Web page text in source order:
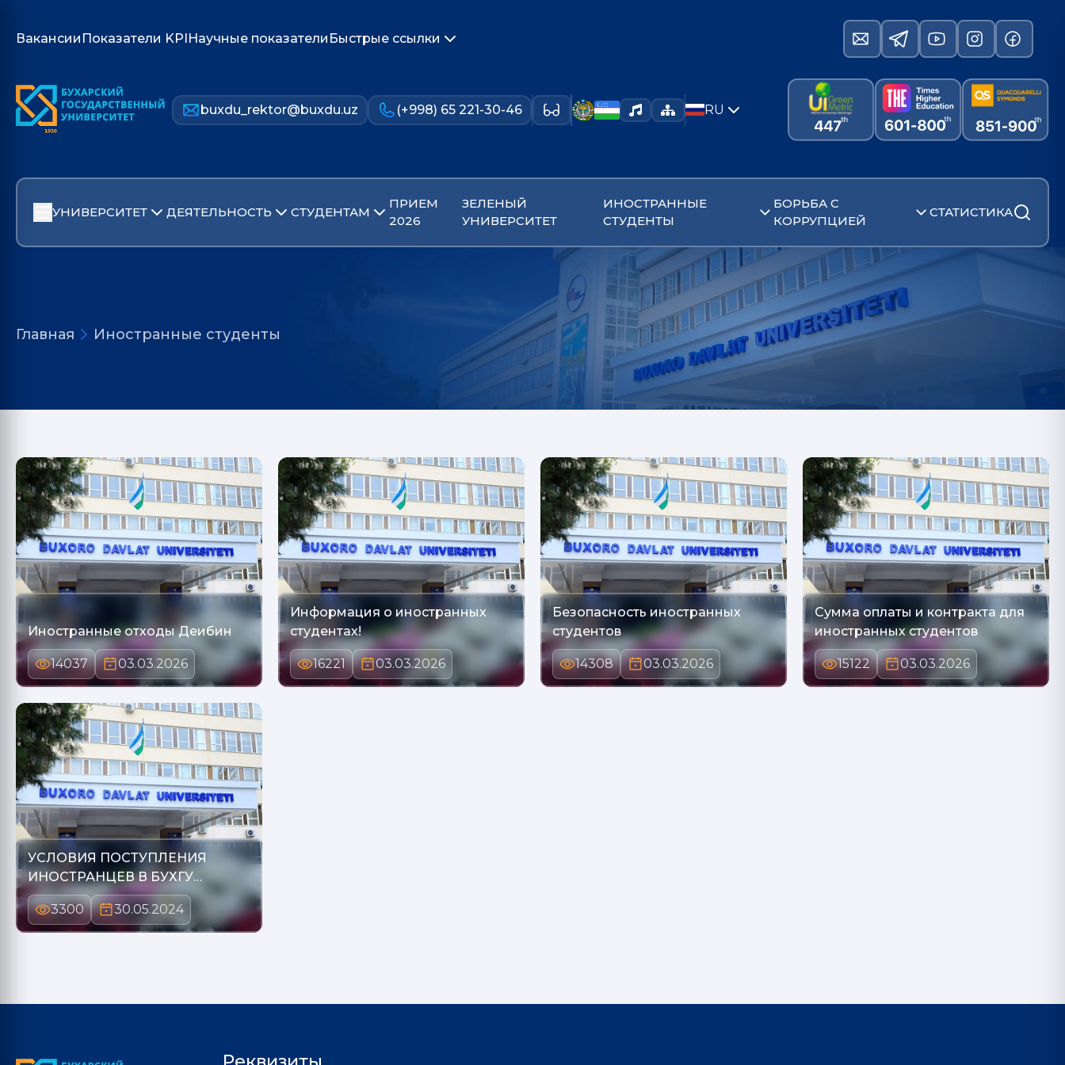
Вакансии Показатели KPIНаучные показатели Быстрые ссылки
buxdu_rektor@buxdu.uz (+998) 65 221-30-46 RU
УНИВЕРСИТЕТ ДЕЯТЕЛЬНОСТЬ СТУДЕНТАМ
ПРИЕМ
2026
ЗЕЛЕНЫЙ
УНИВЕРСИТЕТ
ИНОСТРАННЫЕ
СТУДЕНТЫ
БОРЬБА С
КОРРУПЦИЕЙ
СТАТИСТИКА
Главная Иностранные студенты
Иностранные отходы Деибин
14037 03.03.2026
Информация о иностранных
студентах!
16221 03.03.2026
Безопасность иностранных
студентов
14308 03.03.2026
Сумма оплаты и контракта для
иностранных студентов
15122 03.03.2026
УСЛОВИЯ ПОСТУПЛЕНИЯ
ИНОСТРАНЦЕВ В БУХГУ
ТРЕБОВАНИ…
3300
30.05.2024